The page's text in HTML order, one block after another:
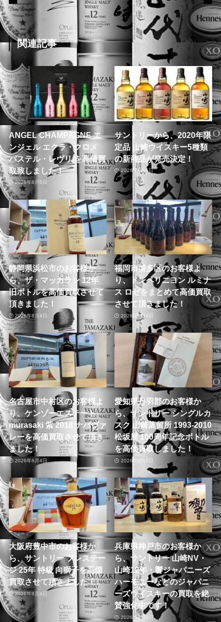
関連記事
ANGEL CHAMPAGNE エ
ンジェル エクラ・クロメ
パステル・レヴリ を高価買
取致しました！
2026年8月5日
サントリーから、2020年限
定品 山崎ウイスキー5種類
の新商品が発売決定！
2026年8月5日
静岡県浜松市のお客様か
ら、ザ・マッカラン 12年
旧ボトルを高価買取させて
頂きました！
2026年8月4日
福岡市博多区のお客様よ
り、ドンペリニヨン ルミナ
ス ロゼをまとめて高価買取
させて頂きました！
2026年8月4日
名古屋市中村区のお客様よ
り、ケンゾーエステート
murasaki 紫 2018 ナパヴァ
レーを高価買取させて頂き
ました！
2026年8月4日
愛知県丹羽郡のお客様か
ら、サントリー シングルカ
スク 山崎蒸留所 1993-2010
松坂屋 100周年記念ボトル
を高価買取しました！
2026年8月4日
大阪府豊中市のお客様か
ら、サントリー プレステー
ジ 25年 特級 向獅子を高価
買取させて頂きました！
2026年8月4日
兵庫県神戸市のお客様か
ら、サントリー 山崎NV・
山崎12年・響ジャパニーズ
ハーモニーなどのジャパニ
ーズウイスキーの買取を絶
賛強化中です！
2026年8月4日